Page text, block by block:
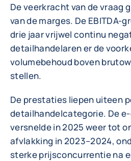
De veerkracht van de vraag
van de marges. De EBITDA-
drie jaar vrijwel continu
detailhandelaren er de
volumebehoud boven
stellen.
De prestaties liepen uiteen
detailhandelcategorie. De
versnelde in 2025 weer tot
afvlakking in 2023–2024,
sterke prijsconcurrentie na